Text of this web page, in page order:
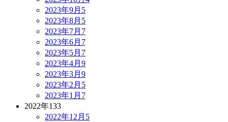
2023年9月 5
2023年8月 5
2023年7月 7
2023年6月 7
2023年5月 7
2023年4月 9
2023年3月 9
2023年2月 5
2023年1月 7
2022年133
2022年12月 5